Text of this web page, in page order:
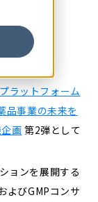
ラットフォーム
品事業の未来を
画 第2弾として
ョンを展開する
よびGMPコンサ